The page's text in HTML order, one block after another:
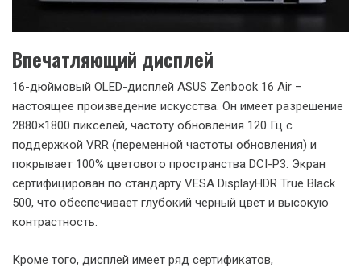
Компактность и легкость
16 Air остается невероятно компактным и легким. Толщина
корпуса в самом тонком месте составляет всего 1,1 см, а
вес – 1,49 кг. Это делает ноутбук идеальным выбором для
мобильных профессионалов, которым нужен большой
экран и высокая производительность без ущерба для
портативности.